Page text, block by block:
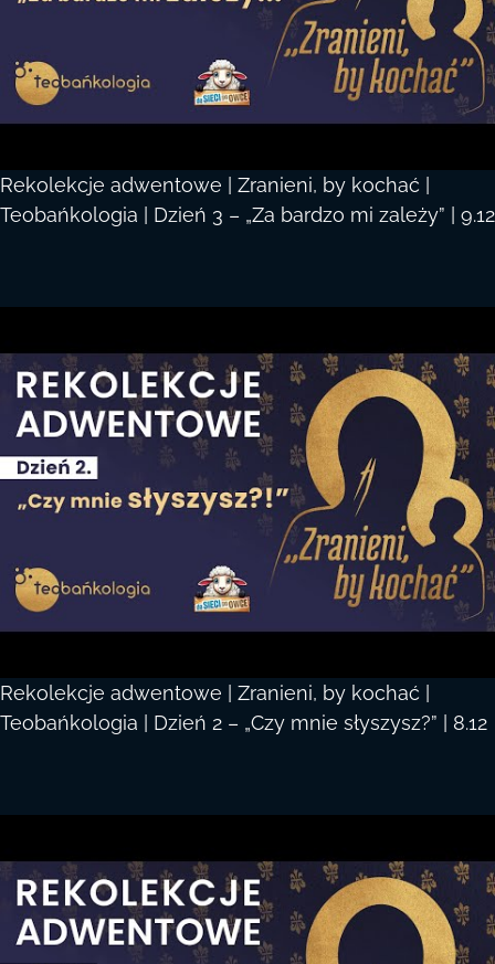
Rekolekcje adwentowe | Zranieni, by kochać |
Teobańkologia | Dzień 3 – „Za bardzo mi zależy” | 9.12
Rekolekcje adwentowe | Zranieni, by kochać |
Teobańkologia | Dzień 2 – „Czy mnie słyszysz?” | 8.12